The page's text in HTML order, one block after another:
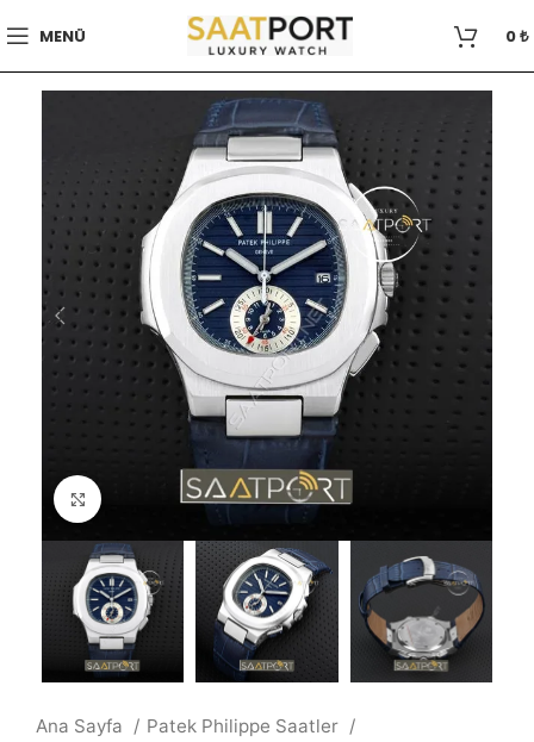
MENÜ 0₺
Büyütmek için tıklayın
Ana Sayfa
Patek Philippe Saatler